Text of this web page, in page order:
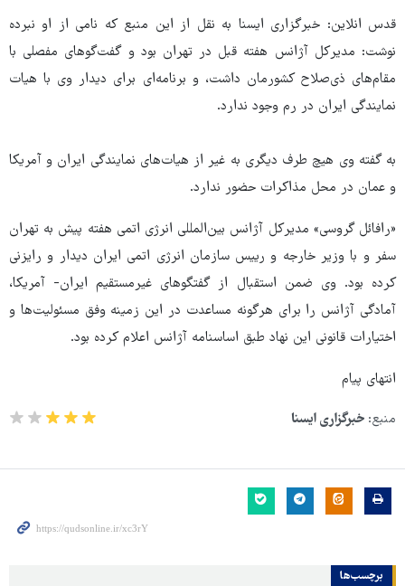
قدس انلاین: خبرگزاری ایسنا به نقل از این منبع که نامی از او نبرده
نوشت: مدیرکل آژانس هفته قبل در تهران بود و گفت‌گوهای مفصلی با
مقام‌های ذی‌صلاح کشورمان داشت، و برنامه‌ای برای دیدار وی با هیات
نمایندگی ایران در رم وجود ندارد.
به گفته وی هیچ طرف دیگری به غیر از هیات‌های نمایندگی ایران و آمریکا
و عمان در محل مذاکرات حضور ندارد.
«رافائل گروسی» مدیرکل آژانس بین‌المللی انرژی اتمی هفته پیش به تهران
سفر و با وزیر خارجه و رییس سازمان انرژی اتمی ایران دیدار و رایزنی
کرده بود. وی ضمن استقبال از گفتگوهای غیرمستقیم ایران- آمریکا،
آمادگی آژانس را برای هرگونه مساعدت در این زمینه وفق مسئولیت‌ها و
اختیارات قانونی این نهاد طبق اساسنامه آژانس اعلام کرده بود.
انتهای پیام
منبع: خبرگزاری ایسنا
برچسب‌ها